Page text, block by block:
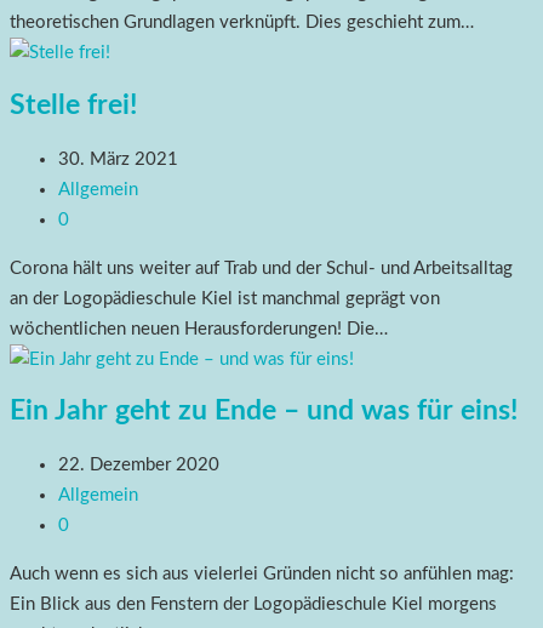
theoretischen Grundlagen verknüpft. Dies geschieht zum…
Stelle frei!
30. März 2021
Allgemein
0
Corona hält uns weiter auf Trab und der Schul- und Arbeitsalltag
an der Logopädieschule Kiel ist manchmal geprägt von
wöchentlichen neuen Herausforderungen! Die…
Ein Jahr geht zu Ende – und was für eins!
22. Dezember 2020
Allgemein
0
Auch wenn es sich aus vielerlei Gründen nicht so anfühlen mag:
Ein Blick aus den Fenstern der Logopädieschule Kiel morgens